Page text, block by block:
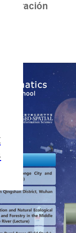
duración